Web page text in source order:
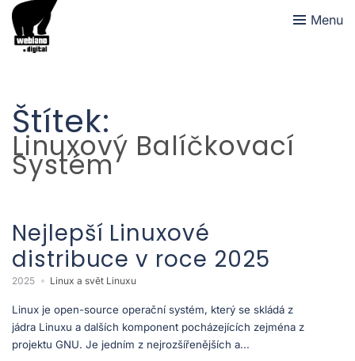
Menu
Štítek:
Linuxový Balíčkovací
Systém
Nejlepší Linuxové
distribuce v roce 2025
2025 Linux a svět Linuxu
Linux je open-source operační systém, který se skládá z
jádra Linuxu a dalších komponent pocházejících zejména z
projektu GNU. Je jedním z nejrozšířenějších a...